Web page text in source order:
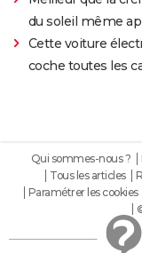
du soleil même
Cette voiture
coche toutes les
Qui sommes-nous ?
Tous les articles
Paramétrer les cookies